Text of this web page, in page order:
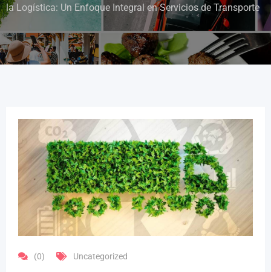
la Logística: Un Enfoque Integral en Servicios de Transporte
(0) Uncategorized